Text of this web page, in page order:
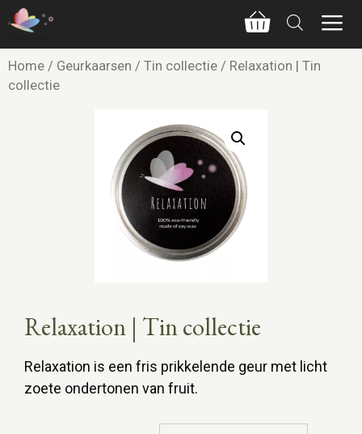
Home / Geurkaarsen / Tin collectie / Relaxation | Tin
collectie
Relaxation | Tin collectie
Relaxation is een fris prikkelende geur met licht
zoete ondertonen van fruit.